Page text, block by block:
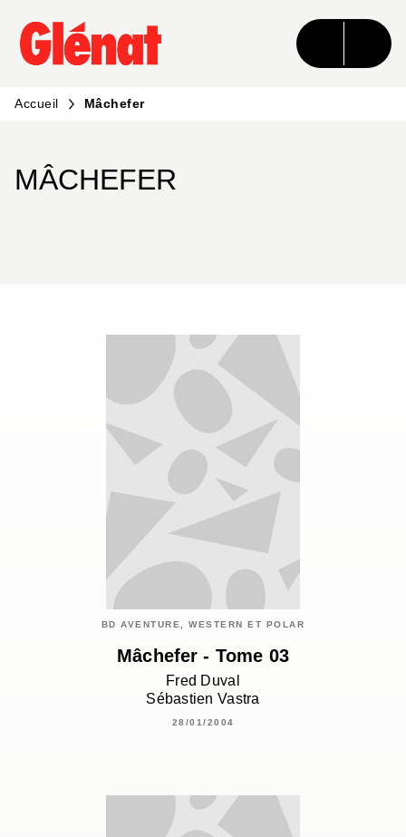
MENU RECHERCHE CONTENU
PIED DE PAGE
Accueil Mâchefer
MÂCHEFER
BD AVENTURE, WESTERN ET POLAR
Mâchefer - Tome 03
Fred Duval
Sébastien Vastra
28/01/2004